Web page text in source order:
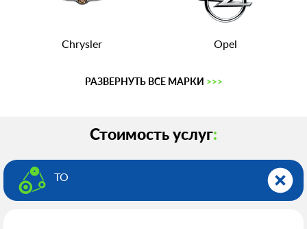
Chrysler Opel
РАЗВЕРНУТЬ ВСЕ МАРКИ >>>
Стоимость услуг:
ТО